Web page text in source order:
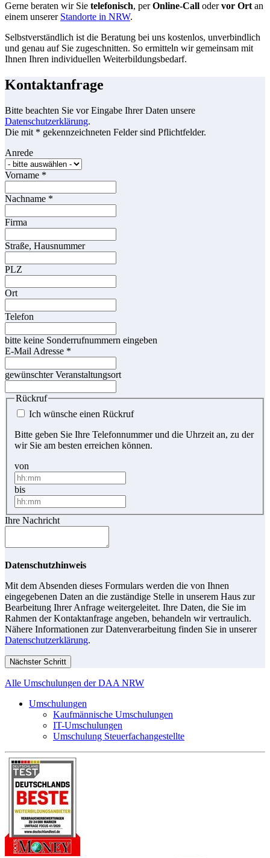
Gerne beraten wir Sie telefonisch, perOnline-Call odervor Ort an
einem unserer Standorte in NRW.
Selbstverständlich ist die Beratung bei uns kostenlos, unverbindlich
und genau auf Sie zugeschnitten. So ermitteln wir gemeinsam mit
Ihnen Ihren individuellen Weiterbildungsbedarf.
Kontaktanfrage
Bitte beachten Sie vor Eingabe Ihrer Daten unsere
Datenschutzerklärung.
Die mit * gekennzeichneten Felder sind Pflichtfelder.
Anrede
Vorname *
Nachname *
Firma
Straße, Hausnummer
PLZ
Ort
Telefon
bitte keine Sonderrufnummern eingeben
E-Mail Adresse *
gewünschter Veranstaltungsort
Rückruf
Ich wünsche einen Rückruf
Bitte geben Sie Ihre Telefonnummer und die Uhrzeit an, zu der
wir Sie am besten erreichen können.
von
bis
Ihre Nachricht
Datenschutzhinweis
Mit dem Absenden dieses Formulars werden die von Ihnen
eingegebenen Daten an die zuständige Stelle in unserem Haus zur
Bearbeitung Ihrer Anfrage weitergeleitet. Ihre Daten, die Sie im
Rahmen der Kontaktanfrage angeben, behandeln wir vertraulich.
Nähere Informationen zur Datenverarbeitung finden Sie in unserer
Datenschutzerklärung.
Nächster Schritt
Alle Umschulungen der DAA NRW
Umschulungen
Kaufmännische Umschulungen
IT-Umschulungen
Umschulung Steuerfachangestellte